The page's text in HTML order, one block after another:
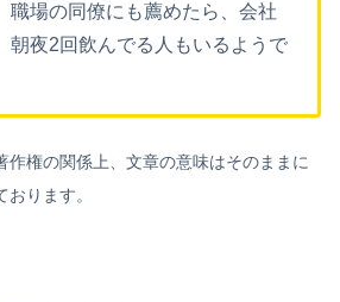
職場の同僚にも薦めたら、会社
朝夜2回飲んでる人もいるようで
作権の関係上、文章の意味はそのままに
ります。